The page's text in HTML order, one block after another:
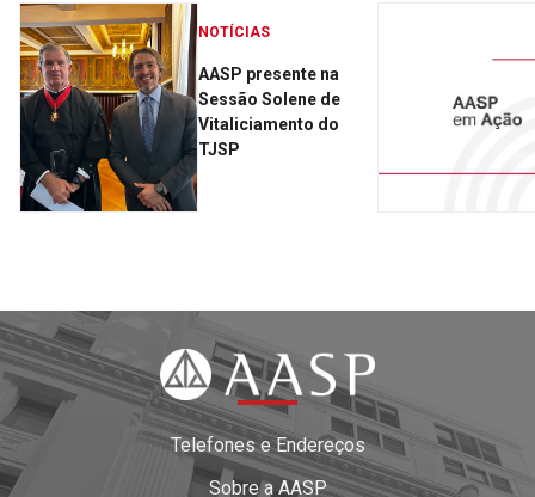
NOTÍCIAS
AASP presente na
Sessão Solene de
Vitaliciamento do
TJSP
Telefones e Endereços
Sobre a AASP